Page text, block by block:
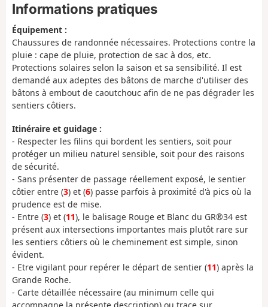
Informations pratiques
Équipement :
Chaussures de randonnée nécessaires. Protections contre la
pluie : cape de pluie, protection de sac à dos, etc.
Protections solaires selon la saison et sa sensibilité. Il est
demandé aux adeptes des bâtons de marche d'utiliser des
bâtons à embout de caoutchouc afin de ne pas dégrader les
sentiers côtiers.
Itinéraire et guidage :
- Respecter les filins qui bordent les sentiers, soit pour
protéger un milieu naturel sensible, soit pour des raisons
de sécurité.
- Sans présenter de passage réellement exposé, le sentier
côtier entre (3) et (6) passe parfois à proximité d'à pics où la
prudence est de mise.
- Entre (3) et (11), le balisage Rouge et Blanc du GR®34 est
présent aux intersections importantes mais plutôt rare sur
les sentiers côtiers où le cheminement est simple, sinon
évident.
- Etre vigilant pour repérer le départ de sentier (11) après la
Grande Roche.
- Carte détaillée nécessaire (au minimum celle qui